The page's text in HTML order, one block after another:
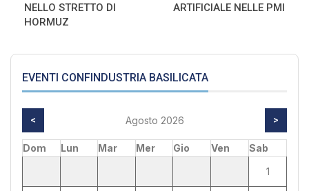
NELLO STRETTO DI
HORMUZ
ARTIFICIALE NELLE PMI
EVENTI CONFINDUSTRIA BASILICATA
< Agosto 2026 >
Dom Lun Mar Mer Gio Ven
Sab
1